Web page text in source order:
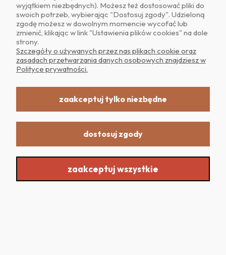
Twoje dane będą przetwarzane zgodnie z
nasząpolityką prywatności
Dlaczego warto kupować na
wsiodle24.pl
wyjątkiem niezbędnych). Możesz też dostosować pliki do
swoich potrzeb, wybierając "Dostosuj zgody". Udzieloną
zgodę możesz w dowolnym momencie wycofać lub
zmienić, klikając w link "Ustawienia plików cookies" na dole
strony.
Szczegóły o używanych przez nas plikach cookie oraz
zasadach przetwarzania danych osobowych znajdziesz w
Polityce prywatności.
zaakceptuj tylko niezbędne
dostosuj zgody
zaakceptuj wszystkie